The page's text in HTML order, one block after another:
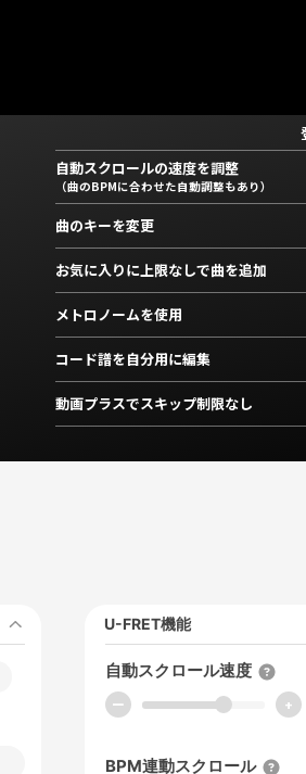
自動スクロールの速度を調整
（曲のBPMに合わせた自動調整もあり）
曲のキーを変更
お気に入りに上限なしで曲を追加
メトロノームを使用
コード譜を自分用に編集
動画プラスでスキップ制限なし
U-FRET機能
自動スクロール速度
ー +
BPM連動スクロール